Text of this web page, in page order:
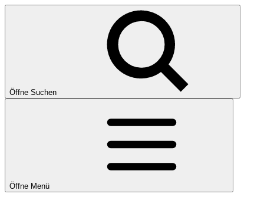
Öffne Suchen
Öffne Menü